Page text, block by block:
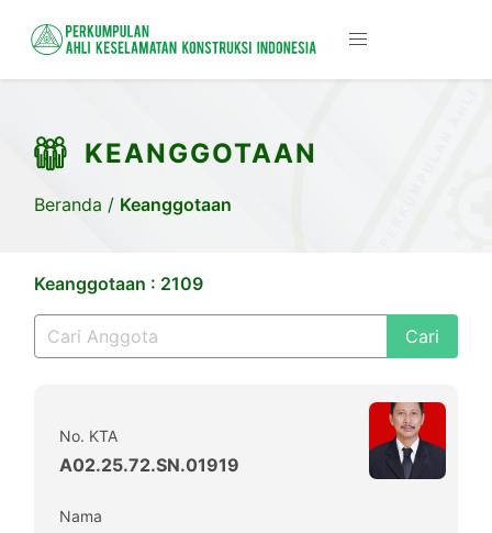
KEANGGOTAAN
Beranda / Keanggotaan
Keanggotaan : 2109
Cari
No. KTA
A02.25.72.SN.01919
Nama